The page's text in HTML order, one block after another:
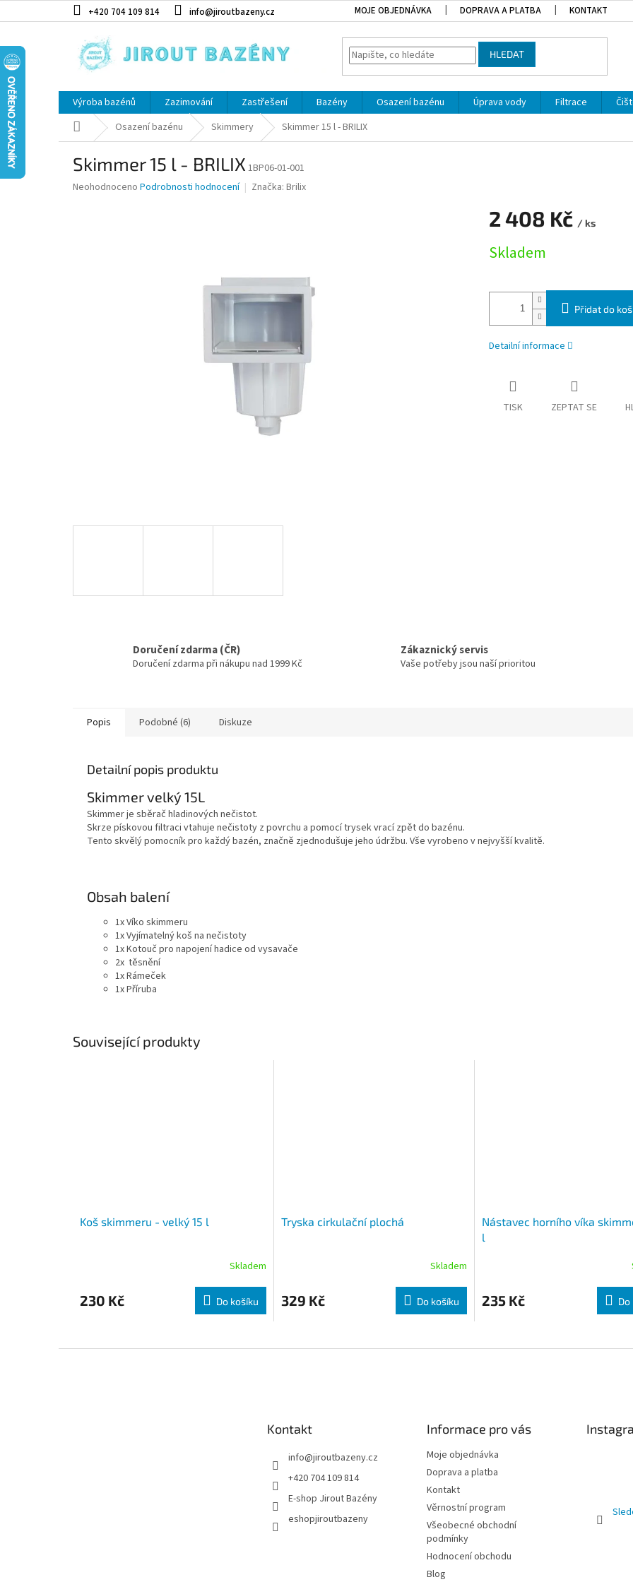
+420 704 109 814 info@jiroutbazeny.cz MOJE OBJEDNÁVKA DOPRAVA A PLATBA KONTAKT
HLEDAT
Výroba bazénů Zazimování Zastřešení Bazény Osazení bazénu Úprava vody Filtrace
Domů Osazení bazénu Skimmery Skimmer 15 l - BRILIX
Skimmer 15 l - BRILIX 1BP06-01-001
Průměrné hodnocení produktu je 0,0 z 5 hvězdiček.
Neohodnoceno Podrobnosti hodnocení Značka: Brilix
2 408 Kč / ks
Skladem
Přidat do
Detailní informace
TISK ZEPTAT SE
Doručení zdarma (ČR)
Doručení zdarma při nákupu nad 1999 Kč
Zákaznický servis
Vaše potřeby jsou naší prioritou
Popis Podobné (6) Diskuze
Detailní popis produktu
Skimmer velký 15L
Skimmer je sběrač hladinových nečistot.
Skrze pískovou filtraci vtahuje nečistoty z povrchu a pomocí trysek vrací zpět do bazénu.
Tento skvělý pomocník pro každý bazén, značně zjednodušuje jeho údržbu. Vše vyrobeno v nejvyšší kvalitě.
Obsah balení
1x Víko skimmeru
1x Vyjímatelný koš na nečistoty
1x Kotouč pro napojení hadice od vysavače
2x těsnění
1x Rámeček
1x Příruba
Související produkty
Koš skimmeru - velký 15 l
Skladem
230 Kč Do košíku
Tryska cirkulační plochá
Skladem
329 Kč Do košíku
Nástavec horního víka
l
235 Kč Do
Kontakt
info@jiroutbazeny.cz
+420 704 109 814
E-shop Jirout Bazény
eshopjiroutbazeny
Informace pro vás
Moje objednávka
Doprava a platba
Kontakt
Věrnostní program
Všeobecné obchodní
podmínky
Hodnocení obchodu
Blog